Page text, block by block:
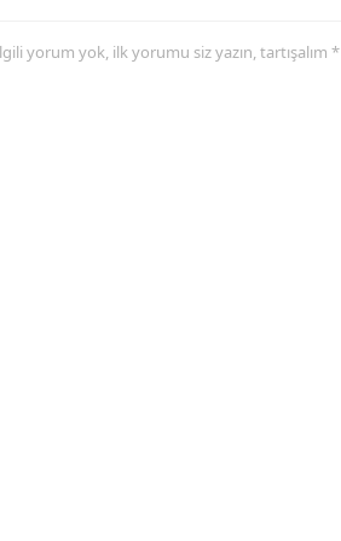
yorum yok, ilk yorumu siz yazın, tartışalım *